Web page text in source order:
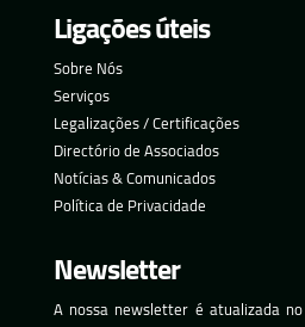
Ligações úteis
Sobre Nós
Serviços
Legalizações / Certificações
Directório de Associados
Notícias & Comunicados
Política de Privacidade
Newsletter
A nossa newsletter é atualizada